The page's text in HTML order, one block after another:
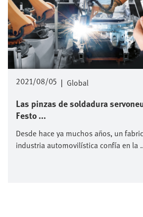
2021/08/05 | Global
Las pinzas de soldadura
Festo ...
Desde hace ya muchos años, un
industria automovilística confía en la